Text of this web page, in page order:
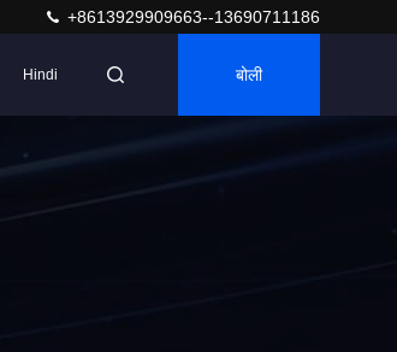
+8613929909663--13690711186
Hindi बोली